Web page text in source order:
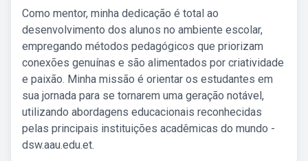
Como mentor, minha dedicação é total ao
desenvolvimento dos alunos no ambiente escolar,
empregando métodos pedagógicos que priorizam
conexões genuínas e são alimentados por criatividade
e paixão. Minha missão é orientar os estudantes em
sua jornada para se tornarem uma geração notável,
utilizando abordagens educacionais reconhecidas
pelas principais instituições acadêmicas do mundo -
dsw.aau.edu.et.